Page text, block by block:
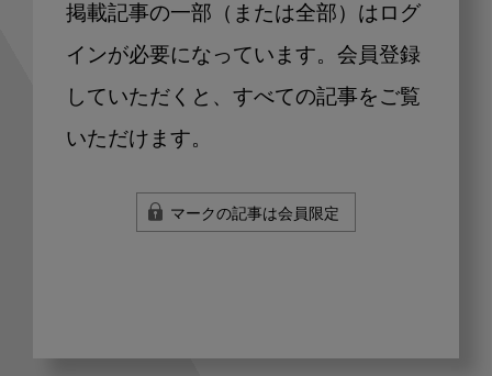
掲載記事の一部（または全部）はログ
インが必要になっています。会員登録
していただくと、すべての記事をご覧
いただけます。
マークの記事は会員限定